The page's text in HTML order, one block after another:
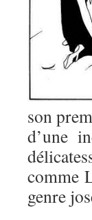
son
d’une
comme
genre